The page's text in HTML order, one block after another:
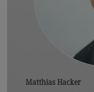
Matthias Hacker